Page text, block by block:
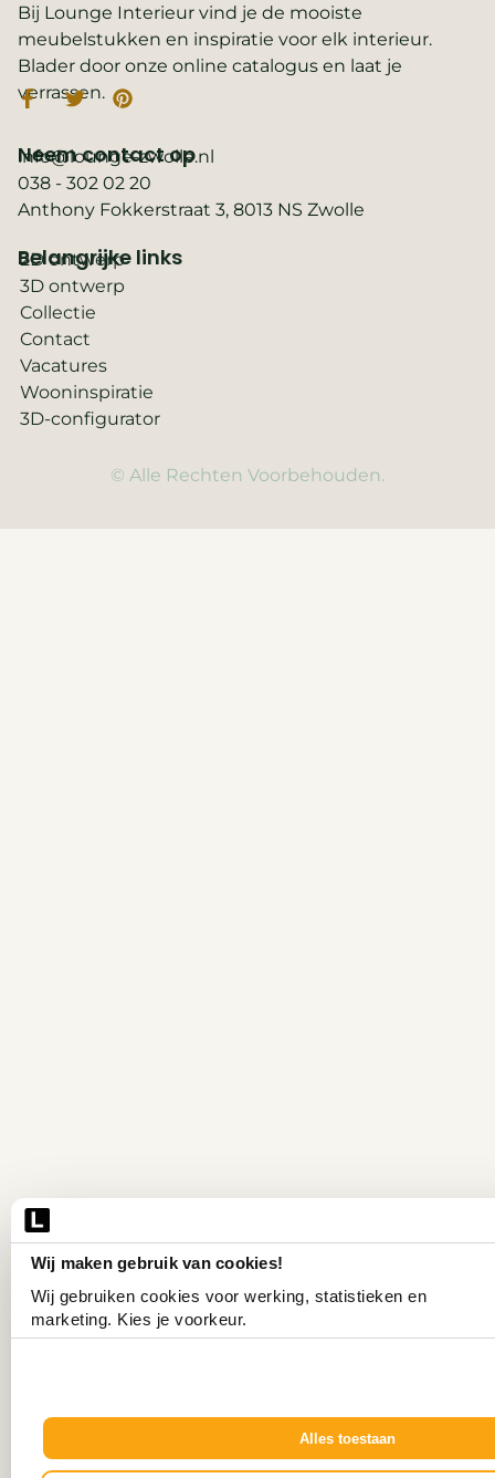
Wij maken gebruik van cookies!
Wij gebruiken cookies voor werking, statistieken en
marketing. Kies je voorkeur.
Alles toestaan
Bij Lounge Interieur vind je de mooiste
meubelstukken en inspiratie voor elk interieur.
Blader door onze online catalogus en laat je
verrassen.
Belangrijke links
2D ontwerp
3D ontwerp
Collectie
Contact
Vacatures
Wooninspiratie
3D-configurator
Neem contact op
info@lounge-zwolle.nl
038 - 302 02 20
Anthony Fokkerstraat 3, 8013 NS Zwolle
© Alle Rechten Voorbehouden.